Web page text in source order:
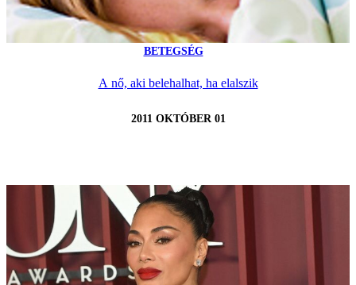
BETEGSÉG
A nő, aki belehalhat, ha elalszik
2011 OKTÓBER 01